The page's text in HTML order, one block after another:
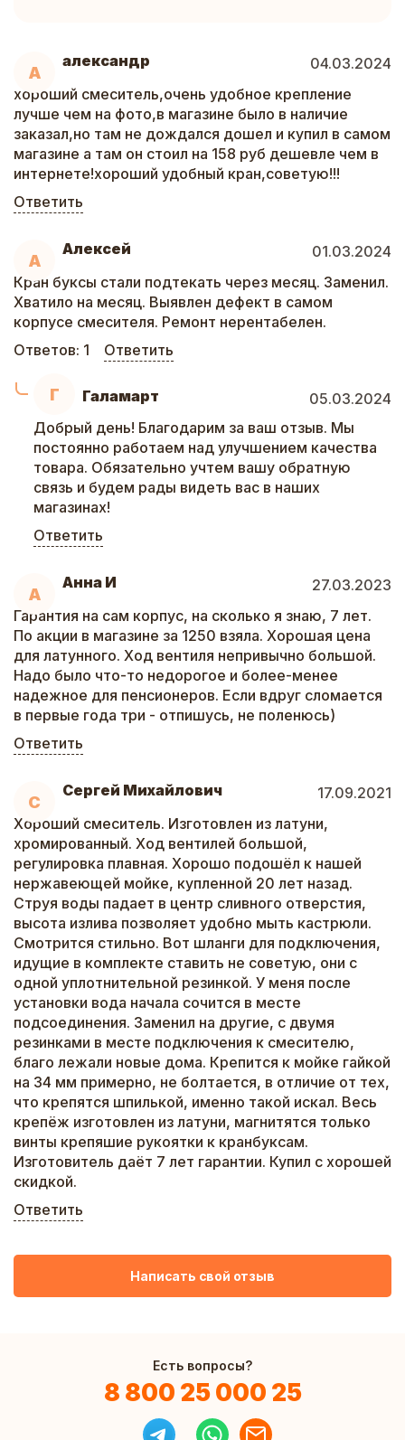
А
александр
04.03.2024
хороший смеситель,очень удобное крепление
лучше чем на фото,в магазине было в наличие
заказал,но там не дождался дошел и купил в самом
магазине а там он стоил на 158 руб дешевле чем в
интернете!хороший удобный кран,советую!!!
Ответить
А
Алексей
01.03.2024
Кран буксы стали подтекать через месяц. Заменил.
Хватило на месяц. Выявлен дефект в самом
корпусе смесителя. Ремонт нерентабелен.
Ответов: 1 Ответить
Г Галамарт
05.03.2024
Добрый день! Благодарим за ваш отзыв. Мы
постоянно работаем над улучшением качества
товара. Обязательно учтем вашу обратную
связь и будем рады видеть вас в наших
магазинах!
Ответить
А
Анна И
27.03.2023
Гарантия на сам корпус, на сколько я знаю, 7 лет.
По акции в магазине за 1250 взяла. Хорошая цена
для латунного. Ход вентиля непривычно большой.
Надо было что-то недорогое и более-менее
надежное для пенсионеров. Если вдруг сломается
в первые года три - отпишусь, не поленюсь)
Ответить
С
Сергей Михайлович
17.09.2021
Хороший смеситель. Изготовлен из латуни,
хромированный. Ход вентилей большой,
регулировка плавная. Хорошо подошёл к нашей
нержавеющей мойке, купленной 20 лет назад.
Струя воды падает в центр сливного отверстия,
высота излива позволяет удобно мыть кастрюли.
Смотрится стильно. Вот шланги для подключения,
идущие в комплекте ставить не советую, они с
одной уплотнительной резинкой. У меня после
установки вода начала сочится в месте
подсоединения. Заменил на другие, с двумя
резинками в месте подключения к смесителю,
благо лежали новые дома. Крепится к мойке гайкой
на 34 мм примерно, не болтается, в отличие от тех,
что крепятся шпилькой, именно такой искал. Весь
крепёж изготовлен из латуни, магнитятся только
винты крепяшие рукоятки к кранбуксам.
Изготовитель даёт 7 лет гарантии. Купил с хорошей
скидкой.
Ответить
Написать свой отзыв
Есть вопросы?
8 800 25 000 25